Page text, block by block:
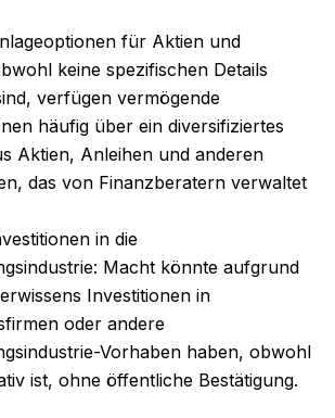
für Aktien und
keine spezifischen Details
verfügen vermögende
häufig über ein diversifiziertes
Aktien, Anleihen und anderen
das von Finanzberatern verwaltet
in die
Macht könnte aufgrund
Investitionen in
oder andere
Vorhaben haben, obwohl
ist, ohne öffentliche Bestätigung.